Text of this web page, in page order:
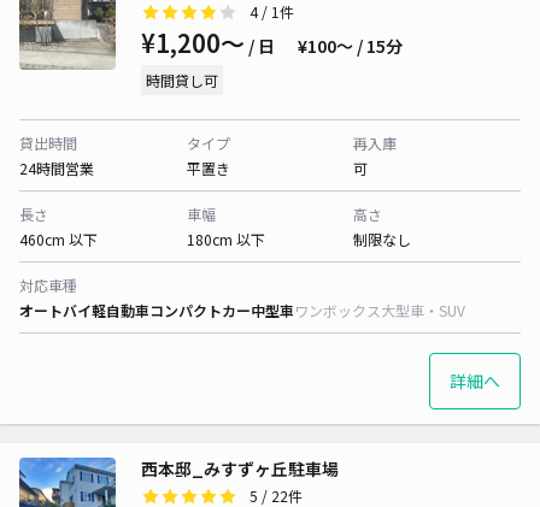
4/ 1件
¥1,200〜 / 日 ¥100〜 / 15分
時間貸し可
貸出時間
24時間営業
タイプ
平置き
再入庫
可
長さ
460cm 以下
車幅
180cm 以下
高さ
制限なし
対応車種
オートバイ軽自動車コンパクトカー中型車ワンボックス大型車・SUV
詳細へ
西本邸_みすずヶ丘駐車場
5 / 22件